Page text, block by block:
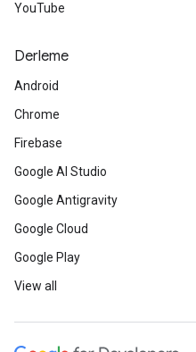
YouTube
Derleme
Android
Chrome
Firebase
Google AI Studio
Google Antigravity
Google Cloud
Google Play
View all